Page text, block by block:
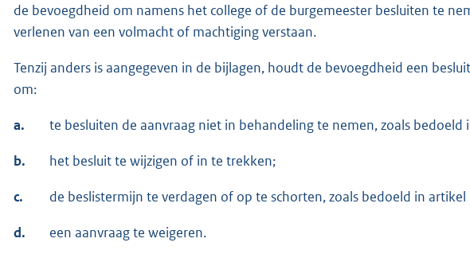
de bevoegdheid om namens het college of de burgemeester besluiten te
verlenen van een volmacht of machtiging verstaan.
Tenzij anders is aangegeven in de bijlagen, houdt de bevoegdheid een
om:
a. te besluiten de aanvraag niet in behandeling te nemen, zoals bedoeld
b. het besluit te wijzigen of in te trekken;
c. de beslistermijn te verdagen of op te schorten, zoals bedoeld in
d. een aanvraag te weigeren.